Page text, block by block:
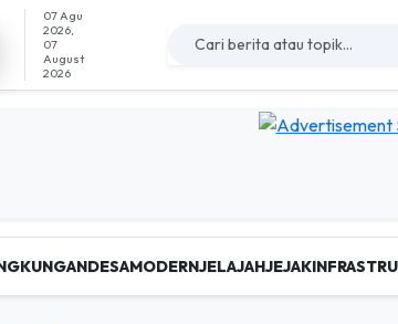
07 Agu
2026,
07
August
2026
DESAMODERNJELAJAHJEJAK